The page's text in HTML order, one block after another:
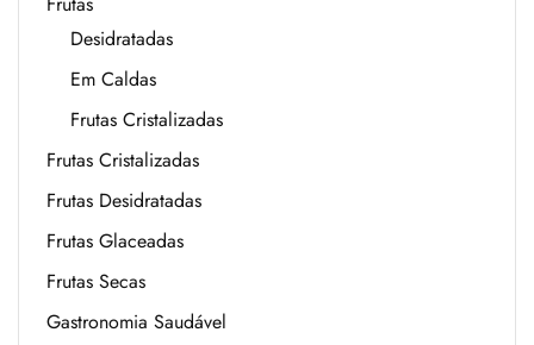
Desidratadas
Em Caldas
Frutas Cristalizadas
Frutas Cristalizadas
Frutas Desidratadas
Frutas Glaceadas
Frutas Secas
Gastronomia Saudável